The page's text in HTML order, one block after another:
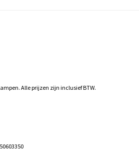
Alle prijzen zijn inclusief BTW.